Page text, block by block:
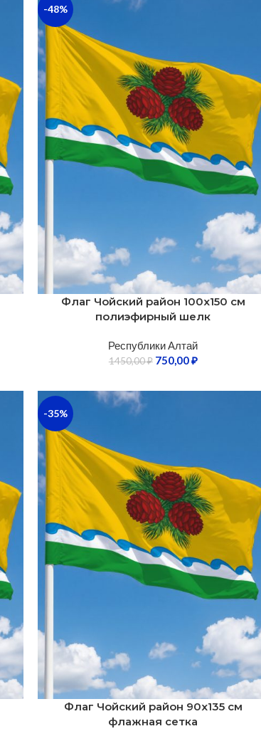
-48%
Флаг Чойский район 100х150 см
полиэфирный шелк
Республики Алтай
1450,00₽ 750,00₽
-35%
Флаг Чойский район 90х135 см
флажная сетка